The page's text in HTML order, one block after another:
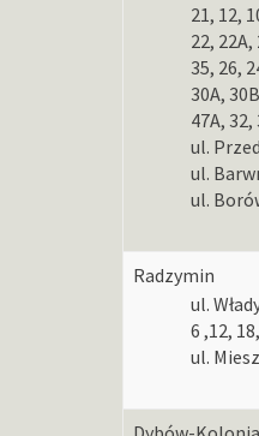
21, 12,
22, 22A,
35, 26,
30A,
47A, 32,
ul.
ul.
ul.
Radzymin
ul.
6 ,12,
ul.